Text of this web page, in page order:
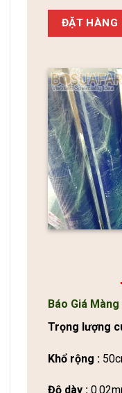
ĐẶT HÀNG
Báo Giá
Trọng lượng
Khổ rộng :
Độ dày :